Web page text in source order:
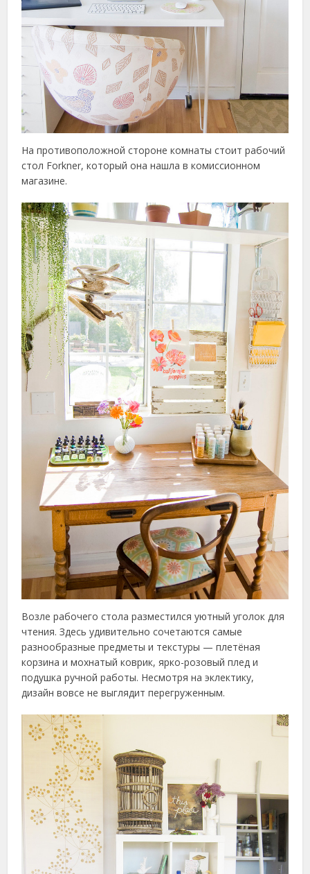
На противоположной стороне комнаты стоит рабочий
стол Forkner, который она нашла в комиссионном
магазине.
Возле рабочего стола разместился уютный уголок для
чтения. Здесь удивительно сочетаются самые
разнообразные предметы и текстуры — плетёная
корзина и мохнатый коврик, ярко-розовый плед и
подушка ручной работы. Несмотря на эклектику,
дизайн вовсе не выглядит перегруженным.